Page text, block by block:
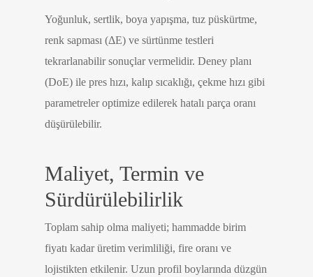
Yoğunluk, sertlik, boya yapışma, tuz püskürtme,
renk sapması (ΔE) ve sürtünme testleri
tekrarlanabilir sonuçlar vermelidir. Deney planı
(DoE) ile pres hızı, kalıp sıcaklığı, çekme hızı gibi
parametreler optimize edilerek hatalı parça oranı
düşürülebilir.
Maliyet, Termin ve
Sürdürülebilirlik
Toplam sahip olma maliyeti; hammadde birim
fiyatı kadar üretim verimliliği, fire oranı ve
lojistikten etkilenir. Uzun profil boylarında düzgün